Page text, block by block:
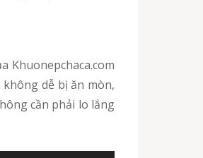
Khuonepchaca.com
dễ bị ăn mòn,
cần phải lo lắng